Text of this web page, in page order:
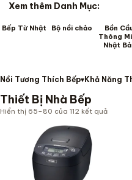
Xem thêm Danh Mục:
Bếp Từ Nhật Bộ nồi chảo
Bồn
Thông
Nhật
Nồi Tương Thích Bếp Khả Năng
Thiết Bị Nhà Bếp
Hiển thị 65–80 của 112 kết quả
Danh sách sản